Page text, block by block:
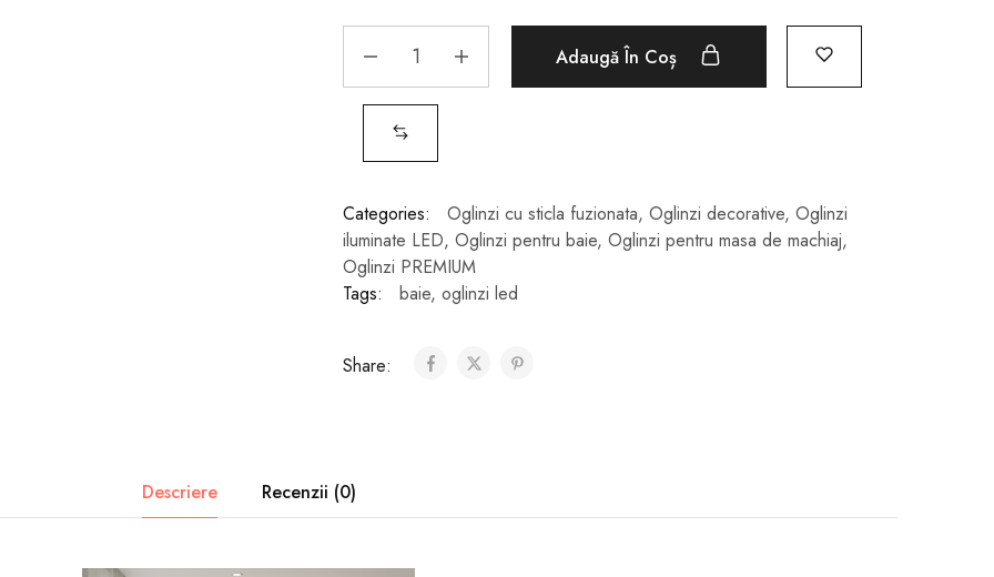
Adaugă În Coș
Categories: Oglinzi cu sticla fuzionata, Oglinzi decorative, Oglinzi
iluminate LED, Oglinzi pentru baie, Oglinzi pentru masa de machiaj,
Oglinzi PREMIUM
Tags:
baie, oglinzi led
Share:
Descriere Recenzii (0)